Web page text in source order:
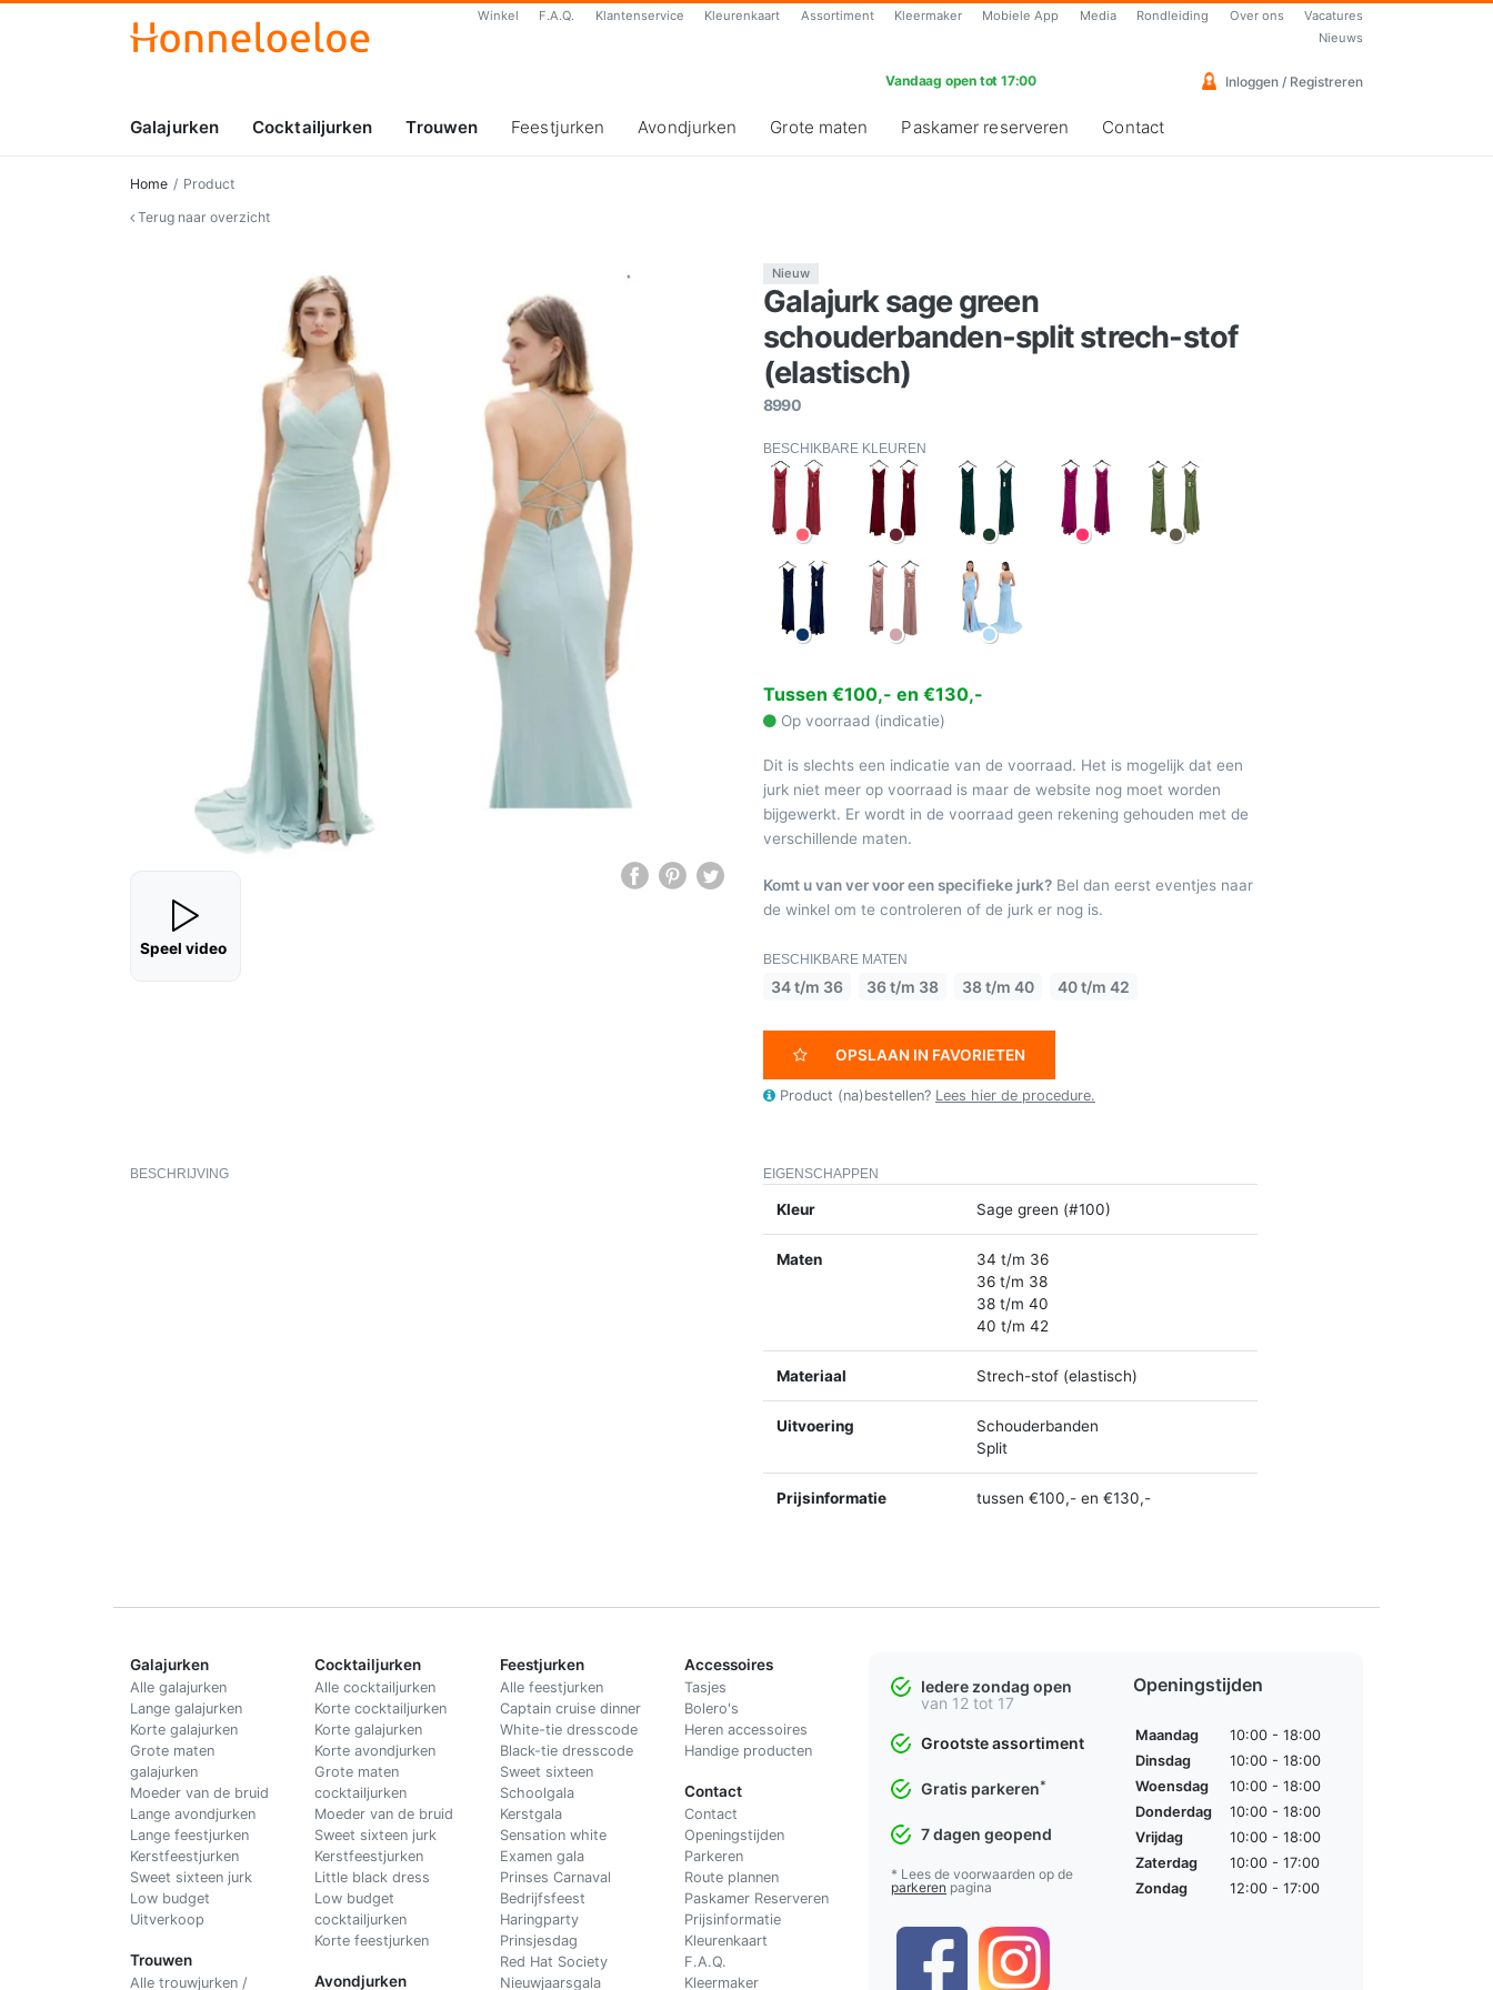
Winkel F.A.Q. Klantenservice Kleurenkaart Assortiment Kleermaker Mobiele App Media Rondleiding Over ons
Vacatures
Nieuws
Vandaag open tot 17:00 Inloggen / Registreren
Galajurken Cocktailjurken Trouwen Feestjurken Avondjurken Grote maten Paskamer reserveren Contact
Home
Product
Terug naar overzicht
Speel video
Nieuw
Galajurk sage green
schouderbanden-split strech-stof
(elastisch)
8990
BESCHIKBARE KLEUREN
Tussen €100,- en €130,-
Op voorraad (indicatie)
Dit is slechts een indicatie van de voorraad. Het is mogelijk dat een
jurk niet meer op voorraad is maar de website nog moet worden
bijgewerkt. Er wordt in de voorraad geen rekening gehouden met de
verschillende maten.
Komt u van ver voor een specifieke jurk? Bel dan eerst eventjes naar
de winkel om te controleren of de jurk er nog is.
BESCHIKBARE MATEN
34 t/m 36 36 t/m 38 38 t/m 40 40 t/m 42
OPSLAAN IN FAVORIETEN
Product (na)bestellen? Lees hier de procedure.
BESCHRIJVING EIGENSCHAPPEN
Kleur Sage green (#100)
Maten
34 t/m 36
36 t/m 38
38 t/m 40
40 t/m 42
Materiaal Strech-stof (elastisch)
Uitvoering
Schouderbanden
Split
Prijsinformatie tussen €100,- en €130,-
Galajurken
Alle galajurken
Lange galajurken
Korte galajurken
Grote maten
galajurken
Moeder van de bruid
Lange avondjurken
Lange feestjurken
Kerstfeestjurken
Sweet sixteen jurk
Low budget
Uitverkoop
Trouwen
Alle trouwjurken /
Cocktailjurken
Alle cocktailjurken
Korte cocktailjurken
Korte galajurken
Korte avondjurken
Grote maten
cocktailjurken
Moeder van de bruid
Sweet sixteen jurk
Kerstfeestjurken
Little black dress
Low budget
cocktailjurken
Korte feestjurken
Avondjurken
Feestjurken
Alle feestjurken
Captain cruise dinner
White-tie dresscode
Black-tie dresscode
Sweet sixteen
Schoolgala
Kerstgala
Sensation white
Examen gala
Prinses Carnaval
Bedrijfsfeest
Haringparty
Prinsjesdag
Red Hat Society
Nieuwjaarsgala
Accessoires
Tasjes
Bolero's
Heren accessoires
Handige producten
Contact
Contact
Openingstijden
Parkeren
Route plannen
Paskamer Reserveren
Prijsinformatie
Kleurenkaart
F.A.Q.
Kleermaker
Iedere zondag open
van 12 tot 17
Grootste assortiment
Gratis parkeren*
7 dagen geopend
* Lees de voorwaarden op de
parkeren pagina
Openingstijden
Maandag
10:00 - 18:00
Dinsdag
10:00 - 18:00
Woensdag
10:00 - 18:00
Donderdag
10:00 - 18:00
Vrijdag
10:00 - 18:00
Zaterdag
10:00 - 17:00
Zondag
12:00 - 17:00